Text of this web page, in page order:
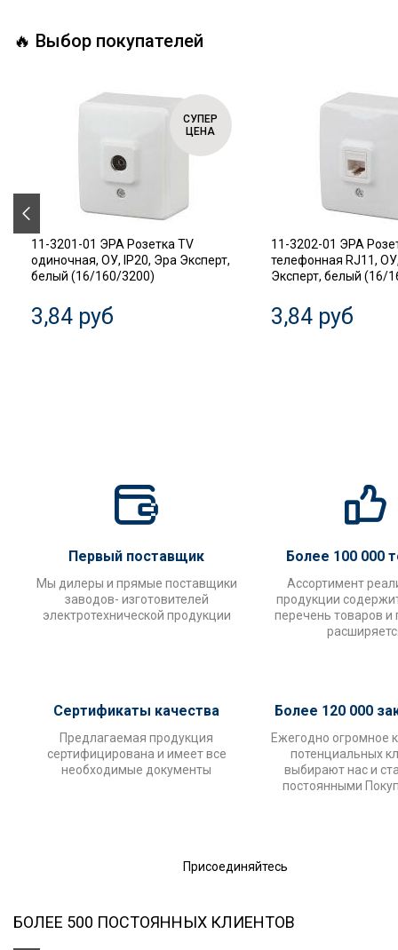
🔥 Выбор покупателей
СУПЕР
ЦЕНА
11-3201-01 ЭРА Розетка TV
одиночная, ОУ, IP20, Эра Эксперт,
белый (16/160/3200)
3,84 руб
11-3202-01 ЭРА
телефонная RJ11,
Эксперт, белый (16/
3,84 руб
Первый поставщик
Мы дилеры и прямые поставщики
заводов- изготовителей
электротехнической продукции
Более 100 000
Ассортимент
продукции
перечень товаров и
Сертификаты качества
Предлагаемая продукция
сертифицирована и имеет все
необходимые документы
Более 120 000
Ежегодно огромное
потенциальных
выбирают нас и
постоянными
Присоединяйтесь
БОЛЕЕ 500 ПОСТОЯННЫХ КЛИЕНТОВ